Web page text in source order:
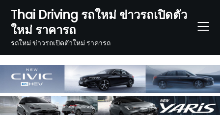
content
Thai Driving รถใหม่ ข่าวรถเปิดตัว
ใหม่ ราคารถ
รถใหม่ ข่าวรถเปิดตัวใหม่ ราคารถ